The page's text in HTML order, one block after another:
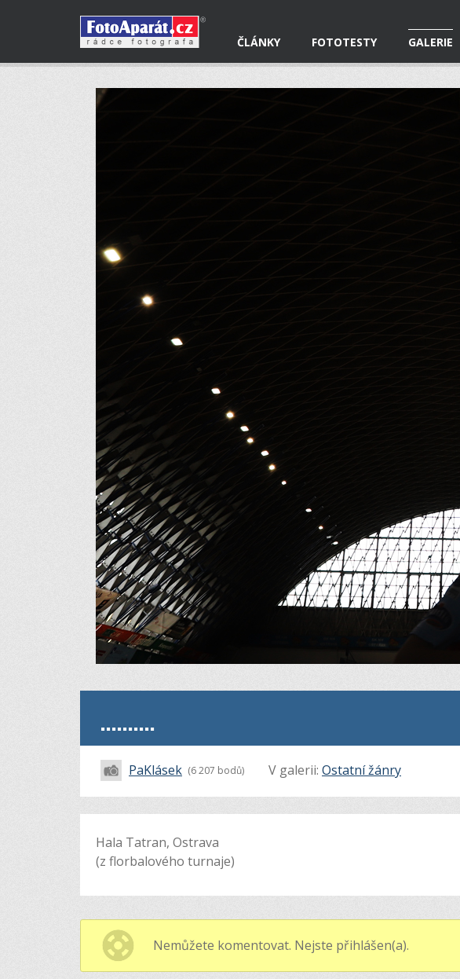
ČLÁNKY FOTOTESTY GALERIE
..........
PaKlásek (6 207 bodů) V galerii: Ostatní žánry
Hala Tatran, Ostrava
(z florbalového turnaje)
Nemůžete komentovat. Nejste přihlášen(a).